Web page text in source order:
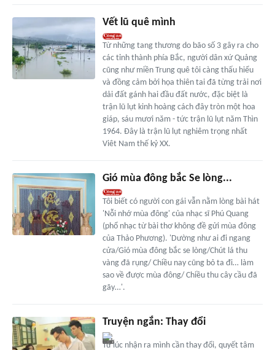
Vết lũ quê mình
Từ những tang thương do bão số 3 gây ra cho
các tỉnh thành phía Bắc, người dân xứ Quảng
cũng như miền Trung quê tôi càng thấu hiểu
và đồng cảm bởi họa thiên tai đã từng trải nơi
dải đất gánh hai đầu đất nước, đặc biệt là
trận lũ lụt kinh hoàng cách đây tròn một hoa
giáp, sáu mươi năm - tức trận lũ lụt năm Thìn
1964. Đây là trận lũ lụt nghiêm trọng nhất
Viêt Nam thế kỷ XX.
Gió mùa đông bắc Se lòng...
Tôi biết có người con gái vẫn nằm lòng bài hát
'Nỗi nhớ mùa đông' của nhạc sĩ Phú Quang
(phổ nhạc từ bài thơ không đề gửi mùa đông
của Thảo Phương). 'Dường như ai đi ngang
cửa/Gió mùa đông bắc se lòng/Chút lá thu
vàng đã rụng/ Chiều nay cũng bỏ ta đi… làm
sao về được mùa đông/ Chiều thu cây cầu đã
gãy…'.
Truyện ngắn: Thay đổi
Từ lúc nhận ra mình cần thay đổi, quyết tâm